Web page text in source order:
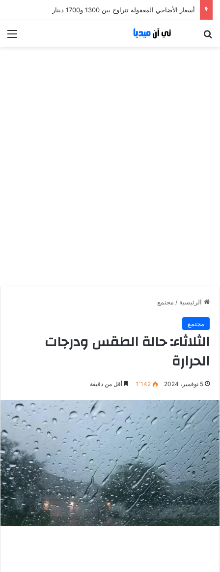
أسعار الأضاحي المعقولة تتراوح بين 1300 و1700 دينار
الرئيسية / مجتمع
مجتمع
الثلاثاء: حالة الطقس ودرجات
الحرارة
5 نوفمبر، 2024 1٬142 أقل من دقيقة